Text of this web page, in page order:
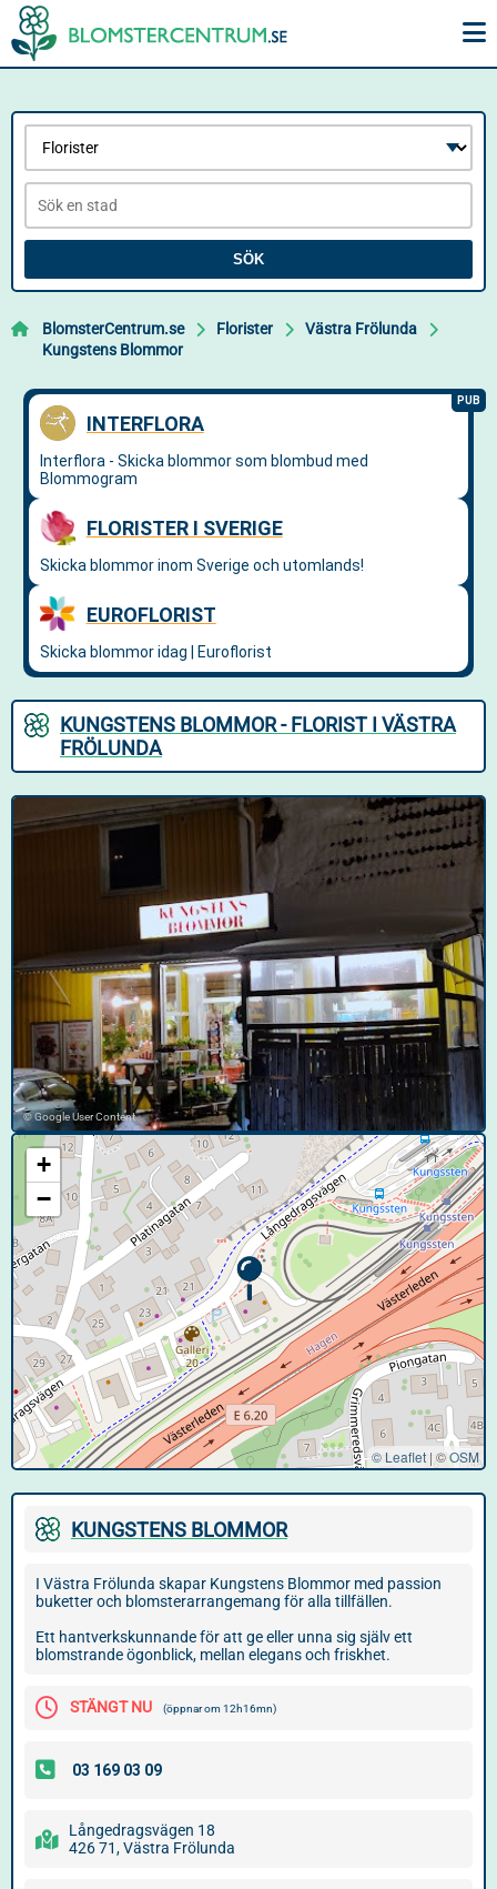
SÖK
BlomsterCentrum.se Florister
Västra Frölunda
Kungstens Blommor
KUNGSTENS BLOMMOR - FLORIST I VÄSTRA
FRÖLUNDA
© Google User Content
+
−
© Leaflet | ©OSM
KUNGSTENS BLOMMOR
I Västra Frölunda skapar Kungstens Blommor med passion
buketter och blomsterarrangemang för alla tillfällen.
Ett hantverkskunnande för att ge eller unna sig själv ett
blomstrande ögonblick, mellan elegans och friskhet.
STÄNGT NU (öppnar om 12h16mn)
Långedragsvägen 18
426 71, Västra Frölunda